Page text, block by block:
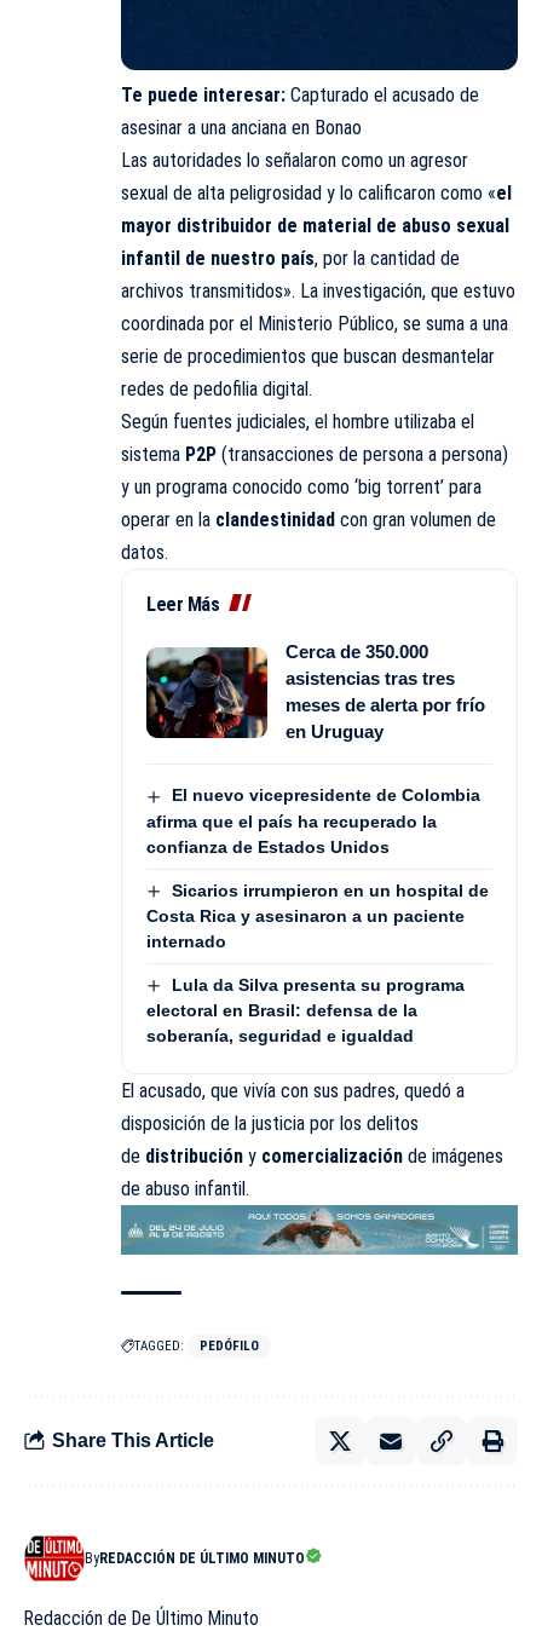
Te puede interesar: Capturado el acusado de
asesinar a una anciana en Bonao
Las autoridades lo señalaron como un agresor
sexual de alta peligrosidad y lo calificaron como «el
mayor distribuidor de material de abuso sexual
infantil de nuestro país, por la cantidad de
archivos transmitidos». La investigación, que estuvo
coordinada por el Ministerio Público, se suma a una
serie de procedimientos que buscan desmantelar
redes de pedofilia digital.
Según fuentes judiciales, el hombre utilizaba el
sistema P2P (transacciones de persona a persona)
y un programa conocido como ‘big torrent’ para
operar en la clandestinidad con gran volumen de
datos.
Leer Más
Cerca de 350.000
asistencias tras tres
meses de alerta por frío
en Uruguay
El nuevo vicepresidente de Colombia
afirma que el país ha recuperado la
confianza de Estados Unidos
Sicarios irrumpieron en un hospital de
Costa Rica y asesinaron a un paciente
internado
Lula da Silva presenta su programa
electoral en Brasil: defensa de la
soberanía, seguridad e igualdad
El acusado, que vivía con sus padres, quedó a
disposición de la justicia por los delitos
de distribución y comercialización de imágenes
de abuso infantil.
TAGGED: PEDÓFILO
Share This Article
ByREDACCIÓN DE ÚLTIMO MINUTO
Redacción de De Último Minuto